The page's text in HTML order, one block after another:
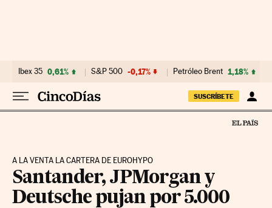
Ibex 35 0,61% S&P 500 -0,17% Petróleo Brent 1,18%
SUSCRÍBETE
A LA VENTA LA CARTERA DE EUROHYPO
Santander, JPMorgan y
Deutsche pujan por 5.000